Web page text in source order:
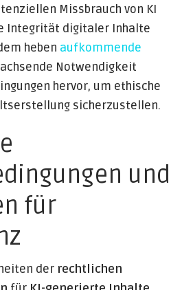
Missbrauch von KI
Integrität digitaler Inhalte
heben aufkommende
Notwendigkeit
hervor, um ethische
sicherzustellen.
und
für
der rechtlichen